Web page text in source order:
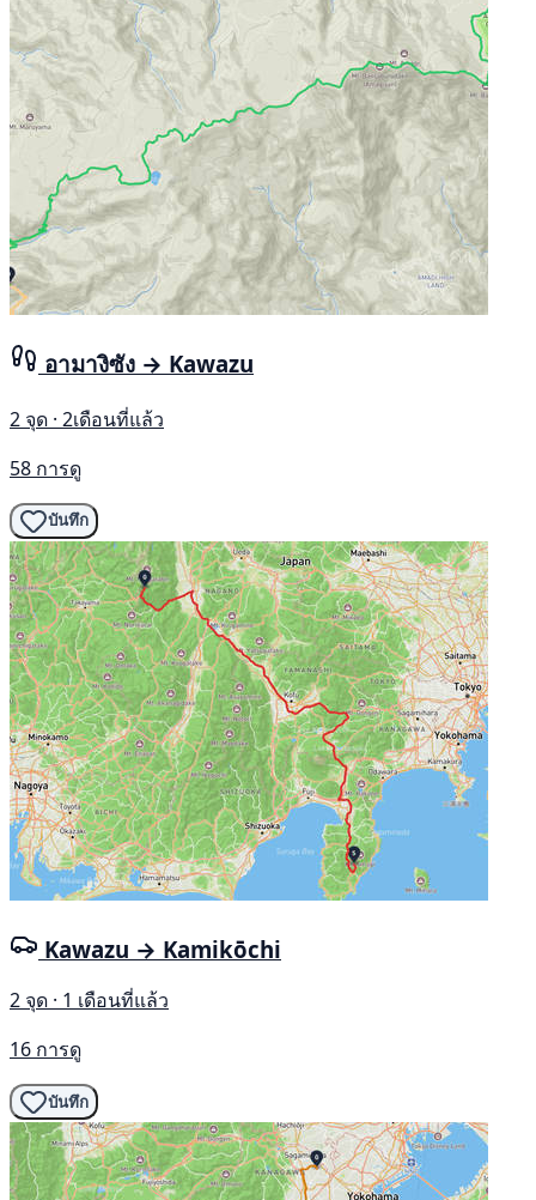
อามางิซัง → Kawazu
2 จุด · 2เดือนที่แล้ว
58 การดู
บันทึก
Kawazu → Kamikōchi
2 จุด · 1 เดือนที่แล้ว
16 การดู
บันทึก